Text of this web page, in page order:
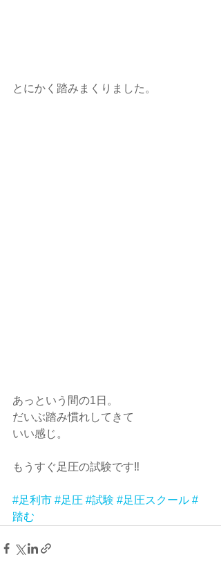
とにかく踏みまくりました。
あっという間の1日。
だいぶ踏み慣れしてきて
いい感じ。
もうすぐ足圧の試験です‼️
#足利市 #足圧 #試験 #足圧スクール #
踏む